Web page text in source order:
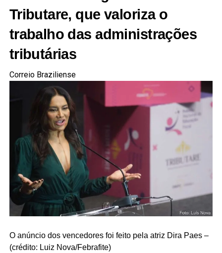
Tributare, que valoriza o
trabalho das administrações
tributárias
Correio Braziliense
O anúncio dos vencedores foi feito pela atriz Dira Paes –
(crédito: Luiz Nova/Febrafite)